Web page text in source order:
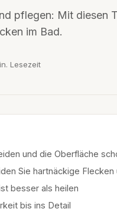
pflegen: Mit diesen
im Bad.
Lesezeit
und die Oberfläche
Sie hartnäckige Flecken
besser als heilen
bis ins Detail